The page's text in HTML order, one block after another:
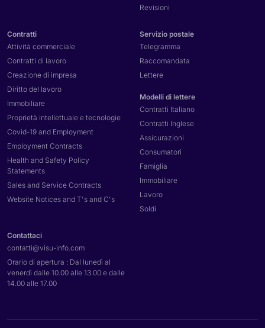
Revisioni
Contratti
Attività commerciale
Contratti di lavoro
Creazione di impresa
Diritto del lavoro
Immobiliare
Proprietà intellettuale e tecnologie
Covid-19 and Employment
Employment Contracts
Health and Safety Policy
Statements
Sales and Service Contracts
Website Notices and T's and C's
Servizio postale
Telegramma
Raccomandata
Lettere
Modelli di lettere
Contratti Italiano
Contratti Inglese
Assicurazioni
Consumatori
Famiglia
Immobiliare
Lavoro
Soldi
Contattaci
contatti@visu-info.com
Orario di apertura : Dal lunedì al
venerdì dalle 10.00 alle 13.00 e dalle
14.00 alle 17.00